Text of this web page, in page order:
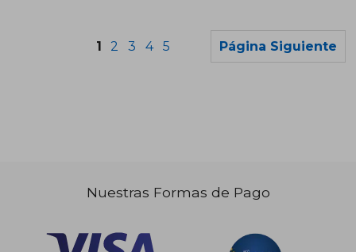
$ 115.385 45%
1 2 3 4 5 Página Siguiente
Nuestras Formas de Pago